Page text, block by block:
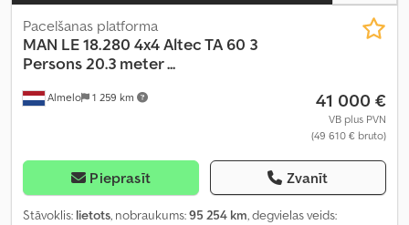
Almelo 1 259 km
Pacelšanas platforma
MAN LE 18.280 4x4 Altec TA 60 3
Persons 20.3 meter ...
41 000 €
VB plus PVN
(49 610 € bruto)
Pieprasīt Zvanīt
Stāvoklis: lietots, nobraukums:95 254 km, degvielas veids: